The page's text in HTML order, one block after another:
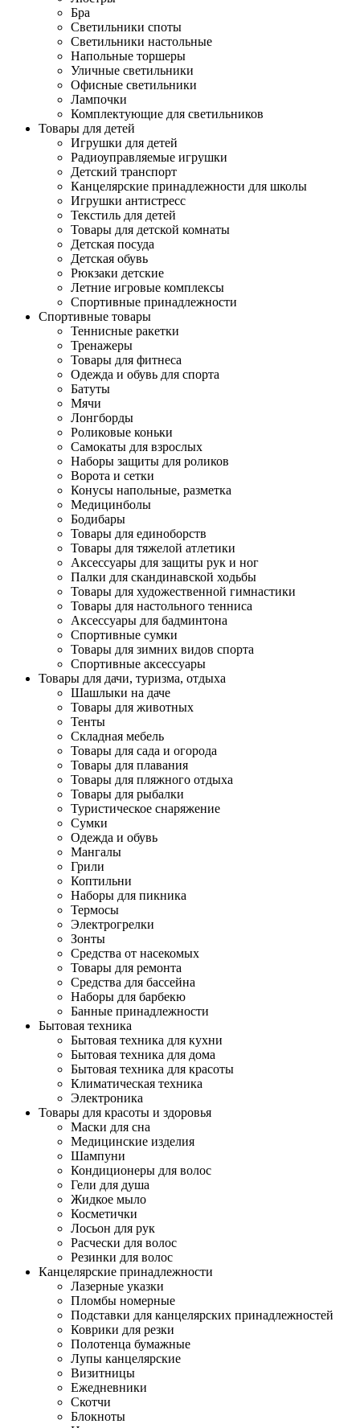
Бра
Светильники споты
Светильники настольные
Напольные торшеры
Уличные светильники
Офисные светильники
Лампочки
Комплектующие для светильников
Товары для детей
Игрушки для детей
Радиоуправляемые игрушки
Детский транспорт
Канцелярские принадлежности для школы
Игрушки антистресс
Текстиль для детей
Товары для детской комнаты
Детская посуда
Детская обувь
Рюкзаки детские
Летние игровые комплексы
Спортивные принадлежности
Спортивные товары
Теннисные ракетки
Тренажеры
Товары для фитнеса
Одежда и обувь для спорта
Батуты
Мячи
Лонгборды
Роликовые коньки
Самокаты для взрослых
Наборы защиты для роликов
Ворота и сетки
Конусы напольные, разметка
Медицинболы
Бодибары
Товары для единоборств
Товары для тяжелой атлетики
Аксессуары для защиты рук и ног
Палки для скандинавской ходьбы
Товары для художественной гимнастики
Товары для настольного тенниса
Аксессуары для бадминтона
Спортивные сумки
Товары для зимних видов спорта
Спортивные аксессуары
Товары для дачи, туризма, отдыха
Шашлыки на даче
Товары для животных
Тенты
Складная мебель
Товары для сада и огорода
Товары для плавания
Товары для пляжного отдыха
Товары для рыбалки
Туристическое снаряжение
Сумки
Одежда и обувь
Мангалы
Грили
Коптильни
Наборы для пикника
Термосы
Электрогрелки
Зонты
Средства от насекомых
Товары для ремонта
Средства для бассейна
Наборы для барбекю
Банные принадлежности
Бытовая техника
Бытовая техника для кухни
Бытовая техника для дома
Бытовая техника для красоты
Климатическая техника
Электроника
Товары для красоты и здоровья
Маски для сна
Медицинские изделия
Шампуни
Кондиционеры для волос
Гели для душа
Жидкое мыло
Косметички
Лосьон для рук
Расчески для волос
Резинки для волос
Канцелярские принадлежности
Лазерные указки
Пломбы номерные
Подставки для канцелярских принадлежностей
Коврики для резки
Полотенца бумажные
Лупы канцелярские
Визитницы
Ежедневники
Скотчи
Блокноты